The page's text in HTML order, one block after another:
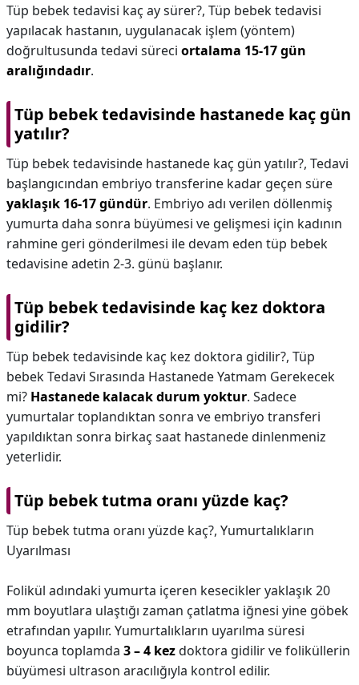
Tüp bebek tedavisi kaç ay sürer?, Tüp bebek tedavisi
yapılacak hastanın, uygulanacak işlem (yöntem)
doğrultusunda tedavi süreci ortalama 15-17 gün
aralığındadır.
Tüp bebek tedavisinde hastanede kaç gün
yatılır?
Tüp bebek tedavisinde hastanede kaç gün yatılır?, Tedavi
başlangıcından embriyo transferine kadar geçen süre
yaklaşık 16-17 gündür. Embriyo adı verilen döllenmiş
yumurta daha sonra büyümesi ve gelişmesi için kadının
rahmine geri gönderilmesi ile devam eden tüp bebek
tedavisine adetin 2-3. günü başlanır.
Tüp bebek tedavisinde kaç kez doktora
gidilir?
Tüp bebek tedavisinde kaç kez doktora gidilir?, Tüp
bebek Tedavi Sırasında Hastanede Yatmam Gerekecek
mi? Hastanede kalacak durum yoktur. Sadece
yumurtalar toplandıktan sonra ve embriyo transferi
yapıldıktan sonra birkaç saat hastanede dinlenmeniz
yeterlidir.
Tüp bebek tutma oranı yüzde kaç?
Tüp bebek tutma oranı yüzde kaç?, Yumurtalıkların
Uyarılması
Folikül adındaki yumurta içeren kesecikler yaklaşık 20
mm boyutlara ulaştığı zaman çatlatma iğnesi yine göbek
etrafından yapılır. Yumurtalıkların uyarılma süresi
boyunca toplamda 3 – 4 kezdoktora gidilir ve foliküllerin
büyümesi ultrason aracılığıyla kontrol edilir.